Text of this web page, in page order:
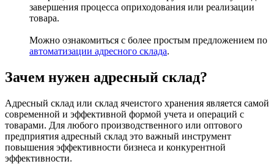
завершения процесса оприходования или реализации
товара.
Можно ознакомиться с более простым предложением по
автоматизации адресного склада.
Зачем нужен адресный склад?
Адресный склад или склад ячеистого хранения является самой
современной и эффективной формой учета и операций с
товарами. Для любого производственного или оптового
предприятия адресный склад это важный инструмент
повышения эффективности бизнеса и конкурентной
эффективности.